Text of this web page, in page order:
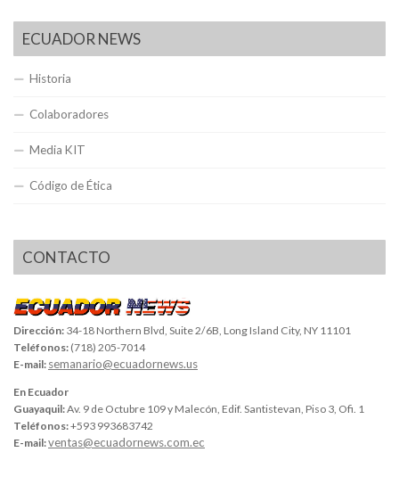
ECUADOR NEWS
Historia
Colaboradores
Media KIT
Código de Ética
CONTACTO
Dirección: 34-18 Northern Blvd, Suite 2/6B, Long Island City, NY 11101
Teléfonos: (718) 205-7014
E-mail: semanario@ecuadornews.us
En Ecuador
Guayaquil:Av. 9 de Octubre 109 y Malecón, Edif. Santistevan, Piso 3, Ofi. 1
Teléfonos:+593 993683742
E-mail:ventas@ecuadornews.com.ec